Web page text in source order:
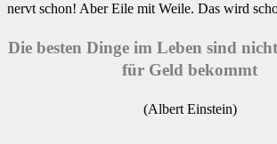
nervt schon! Aber Eile mit Weile. Das wird
Die besten Dinge im Leben sind
für Geld bekommt
(Albert Einstein)